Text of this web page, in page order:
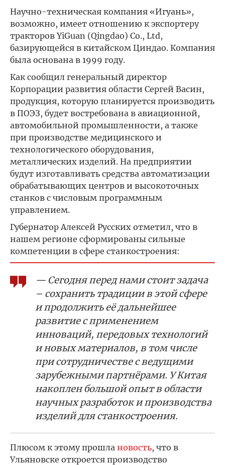
Научно-техническая компания «Игуань»,
возможно, имеет отношению к экспортеру
тракторов YiGuan (Qingdao) Co., Ltd,
базирующейся в китайском Циндао. Компания
была основана в 1999 году.
Как сообщил генеральный директор
Корпорации развития области Сергей Васин,
продукция, которую планируется производить
в ПОЭЗ, будет востребована в авиационной,
автомобильной промышленности, а также
при производстве медицинского и
технологического оборудования,
металлических изделий. На предприятии
будут изготавливать средства автоматизации
обрабатывающих центров и высокоточных
станков с числовым программным
управлением.
Губернатор Алексей Русских отметил, что в
нашем регионе сформированы сильные
компетенции в сфере станкостроения:
— Сегодня перед нами стоит задача
– сохранить традиции в этой сфере
и продолжить её дальнейшее
развитие с применением
инноваций, передовых технологий
и новых материалов, в том числе
при сотрудничестве с ведущими
зарубежными партнёрами. У Китая
накоплен большой опыт в области
научных разработок и производства
изделий для станкостроения.
Плюсом к этому прошла новость, что в
Ульяновске откроется производство